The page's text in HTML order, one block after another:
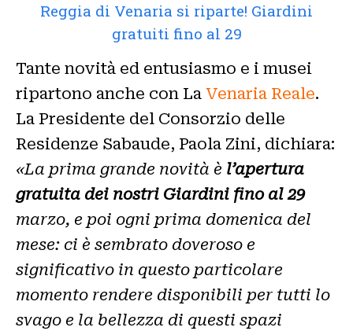
Reggia di Venaria si riparte! Giardini
gratuiti fino al 29
Tante novità ed entusiasmo e i musei
ripartono anche con La Venaria Reale.
La Presidente del Consorzio delle
Residenze Sabaude, Paola Zini, dichiara:
«La prima grande novità è l’apertura
gratuita dei nostri Giardini fino al 29
marzo, e poi ogni prima domenica del
mese: ci è sembrato doveroso e
significativo in questo particolare
momento rendere disponibili per tutti lo
svago e la bellezza di questi spazi